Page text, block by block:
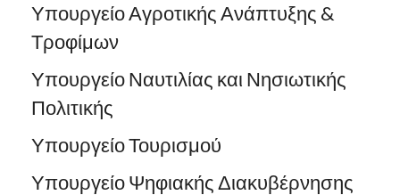
Υπουργείο Αγροτικής Ανάπτυξης &
Τροφίμων
Υπουργείο Ναυτιλίας και Νησιωτικής
Πολιτικής
Υπουργείο Τουρισμού
Υπουργείο Ψηφιακής Διακυβέρνησης